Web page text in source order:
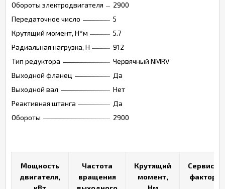
Обороты электродвигателя
2900
Передаточное число
5
Крутящий момент, Н*м
5.7
Радиальная нагрузка, Н
912
Тип редуктора
Червячный NMRV
Выходной фланец
Да
Выходной вал
Нет
Реактивная штанга
Да
Обороты
2900
Мощность
двигателя,
Частота
вращения
Крутящий
момент,
Сервис-
фактор
Мощность
двигателя,
Частота
вращения
Крутящий
момент,
Сервис-
фактор